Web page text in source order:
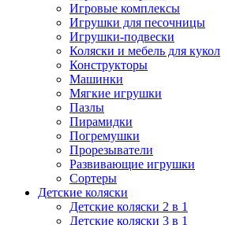
Игровые комплексы
Игрушки для песочницы
Игрушки-подвески
Коляски и мебель для кукол
Конструкторы
Машинки
Мягкие игрушки
Пазлы
Пирамидки
Погремушки
Прорезыватели
Развивающие игрушки
Сортеры
Детские коляски
Детские коляски 2 в 1
Детские коляски 3 в 1